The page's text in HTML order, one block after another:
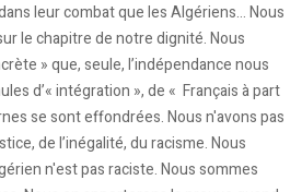
leur combat que les Algériens... Nous
le chapitre de notre dignité. Nous
» que, seule, l’indépendance nous
d’« intégration », de « Français à part
se sont effondrées. Nous n'avons pas
de l’inégalité, du racisme. Nous
n'est pas raciste. Nous sommes